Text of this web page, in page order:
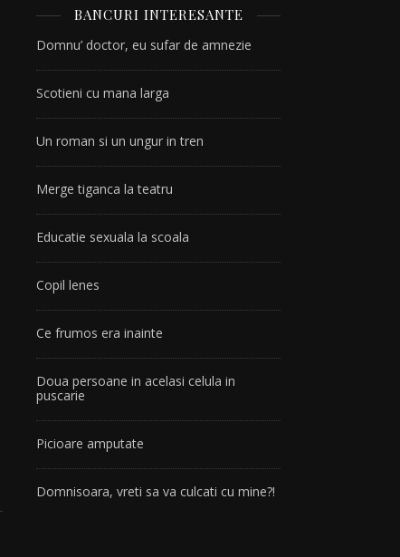
BANCURI INTERESANTE
Domnu’ doctor, eu sufar de amnezie
Scotieni cu mana larga
Un roman si un ungur in tren
Merge tiganca la teatru
Educatie sexuala la scoala
Copil lenes
Ce frumos era inainte
Doua persoane in acelasi celula in
puscarie
Picioare amputate
Domnisoara, vreti sa va culcati cu mine?!